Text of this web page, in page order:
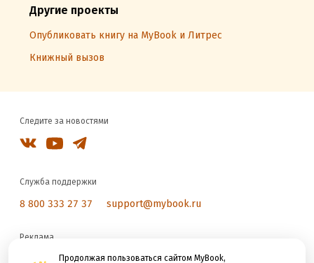
Продолжая пользоваться сайтом MyBook,
Другие проекты
Опубликовать книгу на MyBook и Литрес
Книжный вызов
Следите за новостями
Служба поддержки
8 800 333 27 37 support@mybook.ru
Реклама
reklama@litres.ru